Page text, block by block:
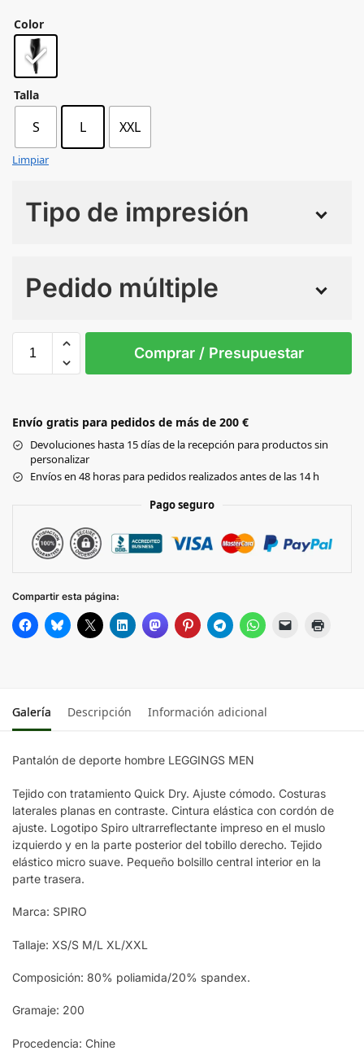
Color
Talla
S L XXL
Limpiar
Tipo de impresión
Pedido múltiple
Comprar / Presupuestar
Envío gratis para pedidos de más de 200 €
Devoluciones hasta 15 días de la recepción para productos sin
personalizar
Envíos en 48 horas para pedidos realizados antes de las 14 h
Pago seguro
Compartir esta página:
Galería Descripción Información adicional
Pantalón de deporte hombre LEGGINGS MEN
Tejido con tratamiento Quick Dry. Ajuste cómodo. Costuras
laterales planas en contraste. Cintura elástica con cordón de
ajuste. Logotipo Spiro ultrarreflectante impreso en el muslo
izquierdo y en la parte posterior del tobillo derecho. Tejido
elástico micro suave. Pequeño bolsillo central interior en la
parte trasera.
Marca: SPIRO
Tallaje: XS/S M/L XL/XXL
Composición: 80% poliamida/20% spandex.
Gramaje: 200
Procedencia: Chine